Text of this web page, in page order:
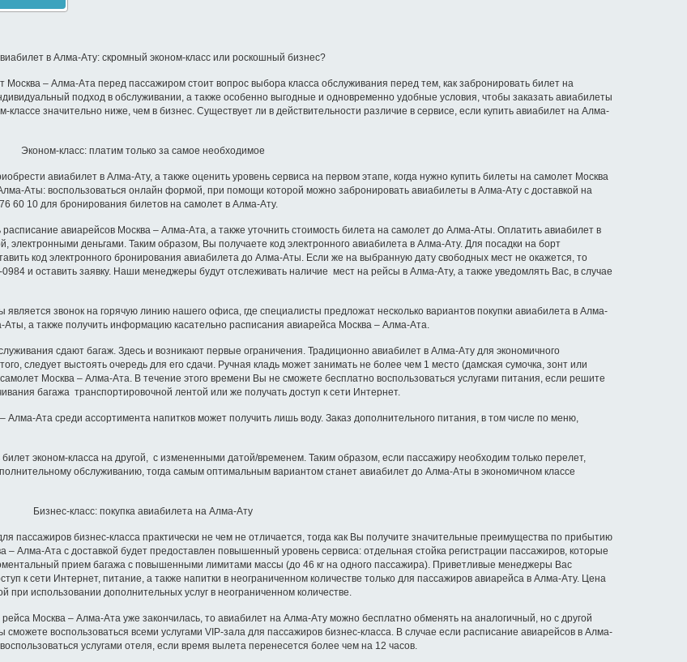
в Алма-Ату: скромный эконом-класс или роскошный бизнес?
– Алма-Ата перед пассажиром стоит вопрос выбора класса обслуживания перед тем, как забронировать билет на
подход в обслуживании, а также особенно выгодные и одновременно удобные условия, чтобы заказать авиабилеты
значительно ниже, чем в бизнес. Существует ли в действительности различие в сервисе, если купить авиабилет на Алма-
Эконом-класс: платим только за самое необходимое
авиабилет в Алма-Ату, а также оценить уровень сервиса на первом этапе, когда нужно купить билеты на самолет Москва
Аты: воспользоваться онлайн формой, при помощи которой можно забронировать авиабилеты в Алма-Ату с доставкой на
60 10 для бронирования билетов на самолет в Алма-Ату.
авиарейсов Москва – Алма-Ата, а также уточнить стоимость билета на самолет до Алма-Аты. Оплатить авиабилет в
деньгами. Таким образом, Вы получаете код электронного авиабилета в Алма-Ату. Для посадки на борт
код электронного бронирования авиабилета до Алма-Аты. Если же на выбранную дату свободных мест не окажется, то
и оставить заявку. Наши менеджеры будут отслеживать наличие мест на рейсы в Алма-Ату, а также уведомлять Вас, в случае
звонок на горячую линию нашего офиса, где специалисты предложат несколько вариантов покупки авиабилета в Алма-
Аты, а также получить информацию касательно расписания авиарейса Москва – Алма-Ата.
сдают багаж. Здесь и возникают первые ограничения. Традиционно авиабилет в Алма-Ату для экономичного
следует выстоять очередь для его сдачи. Ручная кладь может занимать не более чем 1 место (дамская сумочка, зонт или
Москва – Алма-Ата. В течение этого времени Вы не сможете бесплатно воспользоваться услугами питания, если решите
багажа транспортировочной лентой или же получать доступ к сети Интернет.
Алма-Ата среди ассортимента напитков может получить лишь воду. Заказ дополнительного питания, в том числе по меню,
эконом-класса на другой, с измененными датой/временем. Таким образом, если пассажиру необходим только перелет,
обслуживанию, тогда самым оптимальным вариантом станет авиабилет до Алма-Аты в экономичном классе
Бизнес-класс: покупка авиабилета на Алма-Ату
бизнес-класса практически не чем не отличается, тогда как Вы получите значительные преимущества по прибытию
– Алма-Ата с доставкой будет предоставлен повышенный уровень сервиса: отдельная стойка регистрации пассажиров, которые
прием багажа с повышенными лимитами массы (до 46 кг на одного пассажира). Приветливые менеджеры Вас
к сети Интернет, питание, а также напитки в неограниченном количестве только для пассажиров авиарейса в Алма-Ату. Цена
использовании дополнительных услуг в неограниченном количестве.
Москва – Алма-Ата уже закончилась, то авиабилет на Алма-Ату можно бесплатно обменять на аналогичный, но с другой
воспользоваться всеми услугами VIP-зала для пассажиров бизнес-класса. В случае если расписание авиарейсов в Алма-
услугами отеля, если время вылета перенесется более чем на 12 часов.